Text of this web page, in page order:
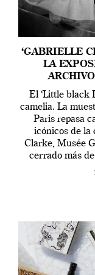
‘GABRIELLE
LA
El ‘Little black
camelia. La
Paris repasa
icónicos de
Clarke, Musée
cerrado más